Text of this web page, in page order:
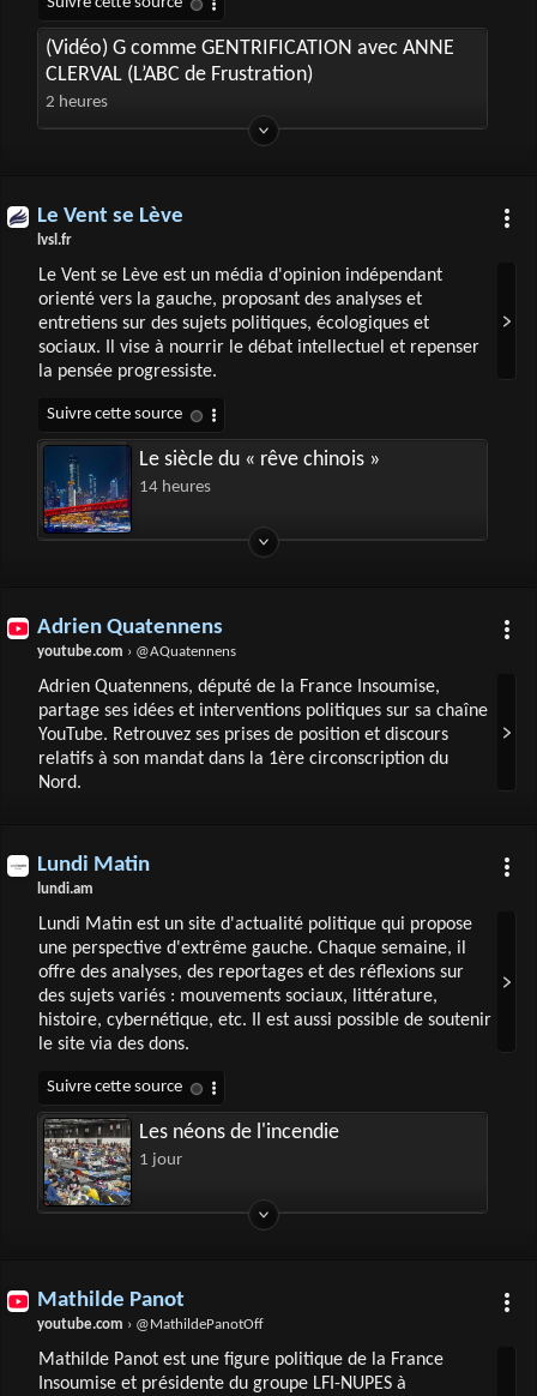
(Vidéo) G comme GENTRIFICATION avec ANNE
CLERVAL (L’ABC de Frustration)
2 heures
Le Vent se Lève
lvsl.fr
Le Vent se Lève est un média d'opinion indépendant
orienté vers la gauche, proposant des analyses et
entretiens sur des sujets politiques, écologiques et
sociaux. Il vise à nourrir le débat intellectuel et repenser
la pensée progressiste.
Le siècle du « rêve chinois »
14 heures
Adrien Quatennens
youtube.com › @AQuatennens
Adrien Quatennens, député de la France Insoumise,
partage ses idées et interventions politiques sur sa chaîne
YouTube. Retrouvez ses prises de position et discours
relatifs à son mandat dans la 1ère circonscription du
Nord.
Lundi Matin
lundi.am
Lundi Matin est un site d'actualité politique qui propose
une perspective d'extrême gauche. Chaque semaine, il
offre des analyses, des reportages et des réflexions sur
des sujets variés : mouvements sociaux, littérature,
histoire, cybernétique, etc. Il est aussi possible de soutenir
le site via des dons.
Les néons de l'incendie
1 jour
Mathilde Panot
youtube.com › @MathildePanotOff
Mathilde Panot est une figure politique de la France
Insoumise et présidente du groupe LFI-NUPES à